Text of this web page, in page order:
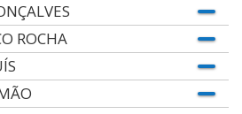
ROCHA